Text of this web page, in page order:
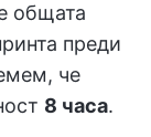
общата
преди
че
8 часа.